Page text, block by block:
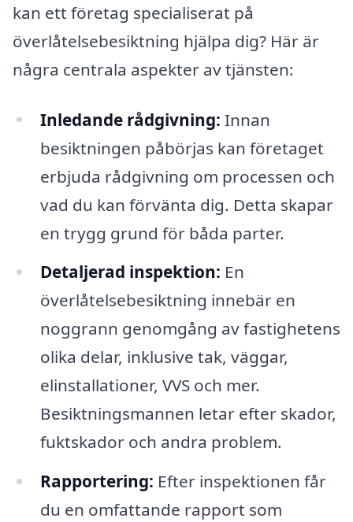
kan ett företag specialiserat på
överlåtelsebesiktning hjälpa dig? Här är
några centrala aspekter av tjänsten:
Inledande rådgivning: Innan
besiktningen påbörjas kan företaget
erbjuda rådgivning om processen och
vad du kan förvänta dig. Detta skapar
en trygg grund för båda parter.
Detaljerad inspektion: En
överlåtelsebesiktning innebär en
noggrann genomgång av fastighetens
olika delar, inklusive tak, väggar,
elinstallationer, VVS och mer.
Besiktningsmannen letar efter skador,
fuktskador och andra problem.
Rapportering: Efter inspektionen får
du en omfattande rapport som